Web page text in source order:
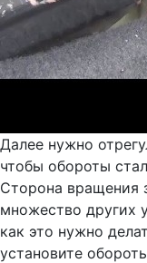
Далее нужно
чтобы обороты
Сторона вращения
множество других
как это нужно
установите